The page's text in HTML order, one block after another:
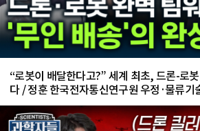
“로봇이 배달한다고?” 세계 최초, 드론-로
다 / 정훈 한국전자통신연구원 우정·물류기